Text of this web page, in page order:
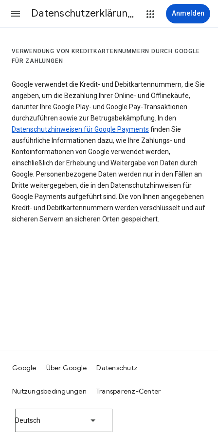
Datenschutzerklärung & Nutzungsbedingungen Anmelden
VERWENDUNG VON KREDITKARTENNUMMERN DURCH GOOGLE
FÜR ZAHLUNGEN
Google verwendet die Kredit- und Debitkartennummern, die Sie
angeben, um die Bezahlung Ihrer Online- und Offlinekäufe,
darunter Ihre Google Play- und Google Pay-Transaktionen
durchzuführen sowie zur Betrugsbekämpfung. In den
Datenschutzhinweisen für Google Payments finden Sie
ausführliche Informationen dazu, wie Ihre Zahlungs- und
Kontoinformationen von Google verwendet werden,
einschließlich der Erhebung und Weitergabe von Daten durch
Google. Personenbezogene Daten werden nur in den Fällen an
Dritte weitergegeben, die in den Datenschutzhinweisen für
Google Payments aufgeführt sind. Die von Ihnen angegebenen
Kredit- und Debitkartennummern werden verschlüsselt und auf
sicheren Servern an sicheren Orten gespeichert.
Google Über Google Datenschutz
Nutzungsbedingungen Transparenz-Center
Deutsch